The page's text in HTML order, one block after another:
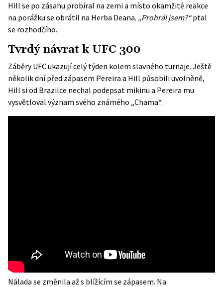
Hill se po zásahu probíral na zemi a místo okamžité reakce
na porážku se obrátil na Herba Deana. „Prohrál jsem?“ptal
se rozhodčího.
Tvrdý návrat k UFC 300
Záběry UFC ukazují celý týden kolem slavného turnaje. Ještě
několik dní před zápasem Pereira a Hill působili uvolněně,
Hill si od Brazilce nechal podepsat mikinu a Pereira mu
vysvětloval význam svého známého „Chama“.
Nálada se změnila až s blížícím se zápasem. Na